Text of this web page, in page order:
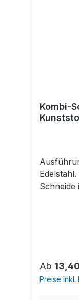
Kombi-
Schneide
mit
Regulärer
Ab
Preise inkl.